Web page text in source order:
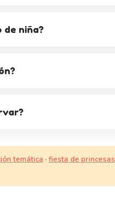
de niña?
temática · fiesta de princesas